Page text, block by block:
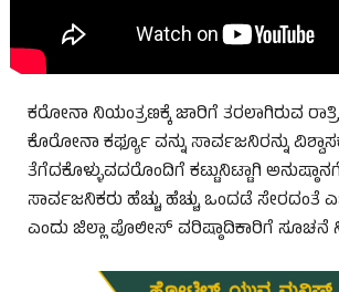
ಕರೋನಾ ನಿಯಂತ್ರಣಕ್ಕೆ ಜಾರಿಗೆ ತರಲಾಗಿರುವ
ಕೊರೋನಾ ಕರ್ಫ್ಯೂ ವನ್ನು ಸಾರ್ವಜನಿರನ್ನು
ತೆಗೆದಕೊಳ್ಳುವದರೊಂದಿಗೆ ಕಟ್ಟುನಿಟ್ಟಾಗಿ
ಸಾರ್ವಜನಿಕರು ಹೆಚ್ಚು ಹೆಚ್ಚು ಒಂದಡೆ ಸೇರದಂತೆ
ಎಂದು ಜಿಲ್ಲಾ ಪೊಲೀಸ್ ವರಿಷ್ಠಾದಿಕಾರಿಗೆ ಸೂಚನೆ